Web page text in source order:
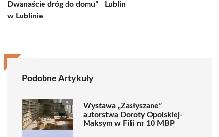
Dwanaście dróg do domu”
w Lublinie
Lublin
Podobne Artykuły
Wystawa „Zasłyszane”
autorstwa Doroty Opolskiej-
Maksym w Filii nr 10 MBP